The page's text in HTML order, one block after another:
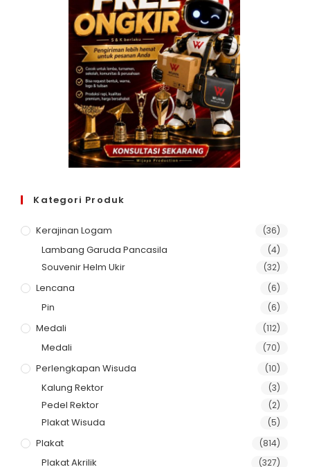
Kategori Produk
Kerajinan Logam (36)
Lambang Garuda Pancasila (4)
Souvenir Helm Ukir (32)
Lencana (6)
Pin (6)
Medali (112)
Medali (70)
Perlengkapan Wisuda (10)
Kalung Rektor (3)
Pedel Rektor (2)
Plakat Wisuda (5)
Plakat (814)
Plakat Akrilik (327)